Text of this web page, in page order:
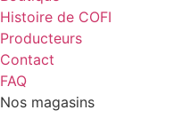
Histoire de COFI
Producteurs
Contact
FAQ
Nos magasins